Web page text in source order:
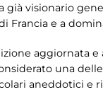
già visionario
Francia e a
aggiornata
una
aneddotici e